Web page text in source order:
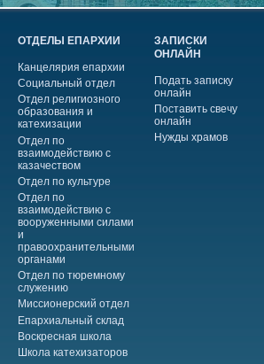
ОТДЕЛЫ ЕПАРХИИ
Канцелярия епархии
Социальный отдел
Отдел религиозного
образования и
катехизации
Отдел по
взаимодействию с
казачеством
Отдел по культуре
Отдел по
взаимодействию с
вооруженными силами
и
правоохранительными
органами
Отдел по тюремному
служению
Миссионерский отдел
Епархиальный склад
Воскресная школа
Школа катехизаторов
ЗАПИСКИ
ОНЛАЙН
Подать записку
онлайн
Поставить свечу
онлайн
Нужды храмов